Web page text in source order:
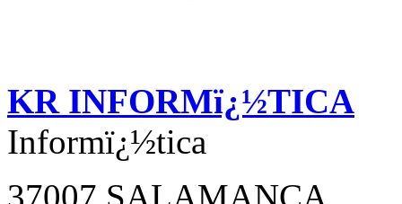
KR INFORMï¿½TICA
Informï¿½tica